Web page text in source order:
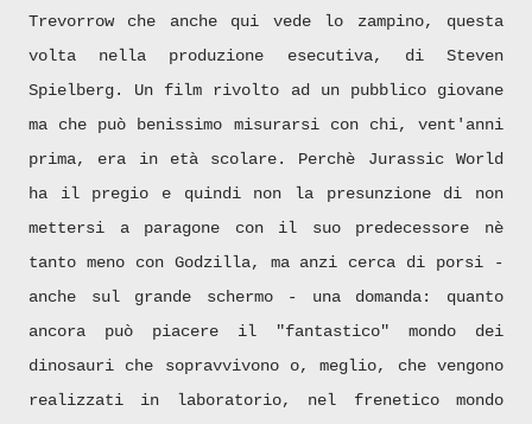
Trevorrow che anche qui vede lo zampino, questa
volta nella produzione esecutiva, di Steven
Spielberg. Un film rivolto ad un pubblico giovane
ma che può benissimo misurarsi con chi, vent'anni
prima, era in età scolare. Perchè Jurassic World
ha il pregio e quindi non la presunzione di non
mettersi a paragone con il suo predecessore nè
tanto meno con Godzilla, ma anzi cerca di porsi -
anche sul grande schermo - una domanda: quanto
ancora può piacere il "fantastico" mondo dei
dinosauri che sopravvivono o, meglio, che vengono
realizzati in laboratorio, nel frenetico mondo